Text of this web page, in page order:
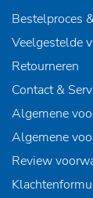
Bestelproces
Veelgestelde
Retourneren
Contact &
Algemene
Algemene
Review